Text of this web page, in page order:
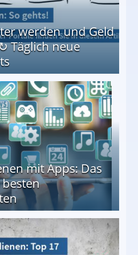
werden und Geld
Täglich neue
mit Apps: Das